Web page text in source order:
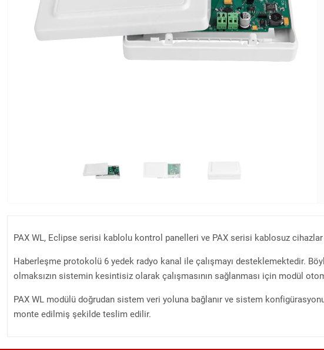
PAX WL, Eclipse serisi kablolu kontrol panelleri ve PAX serisi kablosuz
Haberleşme protokolü 6 yedek radyo kanal ile çalışmayı desteklemektedir.
olmaksızın sistemin kesintisiz olarak çalışmasının sağlanması için modül
PAX WL modülü doğrudan sistem veri yoluna bağlanır ve sistem
monte edilmiş şekilde teslim edilir.